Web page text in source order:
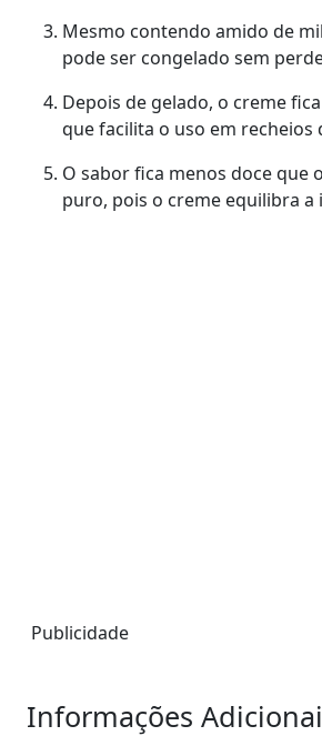
Mesmo contendo amido de
pode ser congelado sem
Depois de gelado, o creme
que facilita o uso em recheios
O sabor fica menos doce que
puro, pois o creme equilibra a
Publicidade
Informações